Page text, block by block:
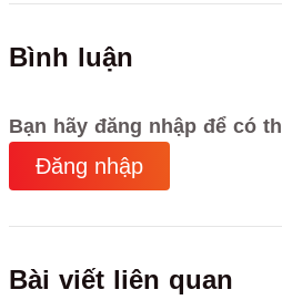
Bình luận
Bạn hãy đăng nhập để có
Đăng nhập
Bài viết liên quan